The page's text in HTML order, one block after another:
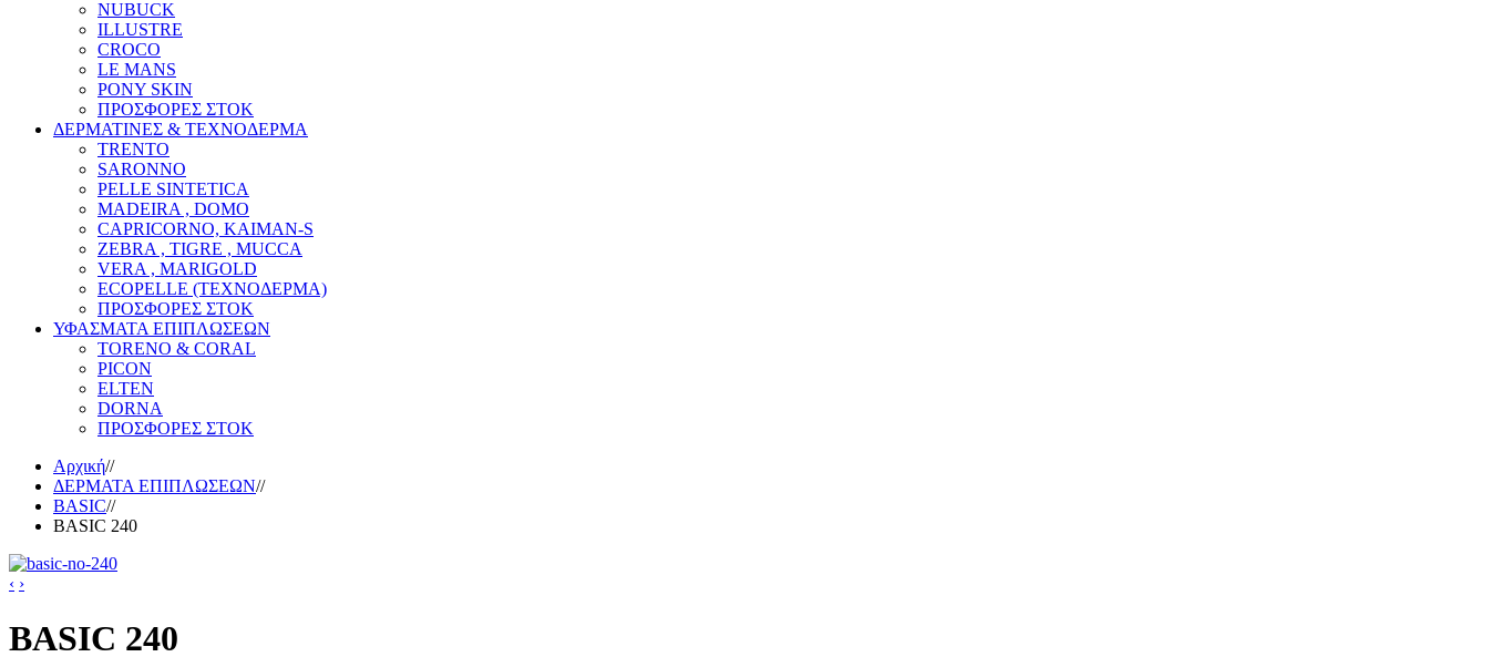
NUBUCK
ILLUSTRE
CROCO
LE MANS
PONY SKIN
ΠΡΟΣΦΟΡΕΣ ΣΤΟΚ
ΔΕΡΜΑΤΙΝΕΣ & ΤΕΧΝΟΔΕΡΜΑ
TRENTO
SARONNO
PELLE SINTETICA
MADEIRA , DOMO
CAPRICORNO, KAIMAN-S
ZEBRA , TIGRE , MUCCA
VERA , MARIGOLD
ECOPELLE (ΤΕΧΝΟΔΕΡΜΑ)
ΠΡΟΣΦΟΡΕΣ ΣΤΟΚ
ΥΦΑΣΜΑΤΑ ΕΠΙΠΛΩΣΕΩΝ
TORENO & CORAL
PICON
ELTEN
DORNA
ΠΡΟΣΦΟΡΕΣ ΣΤΟΚ
Αρχική//
ΔΕΡΜΑΤΑ ΕΠΙΠΛΩΣΕΩΝ//
BASIC//
BASIC 240
‹ ›
BASIC 240